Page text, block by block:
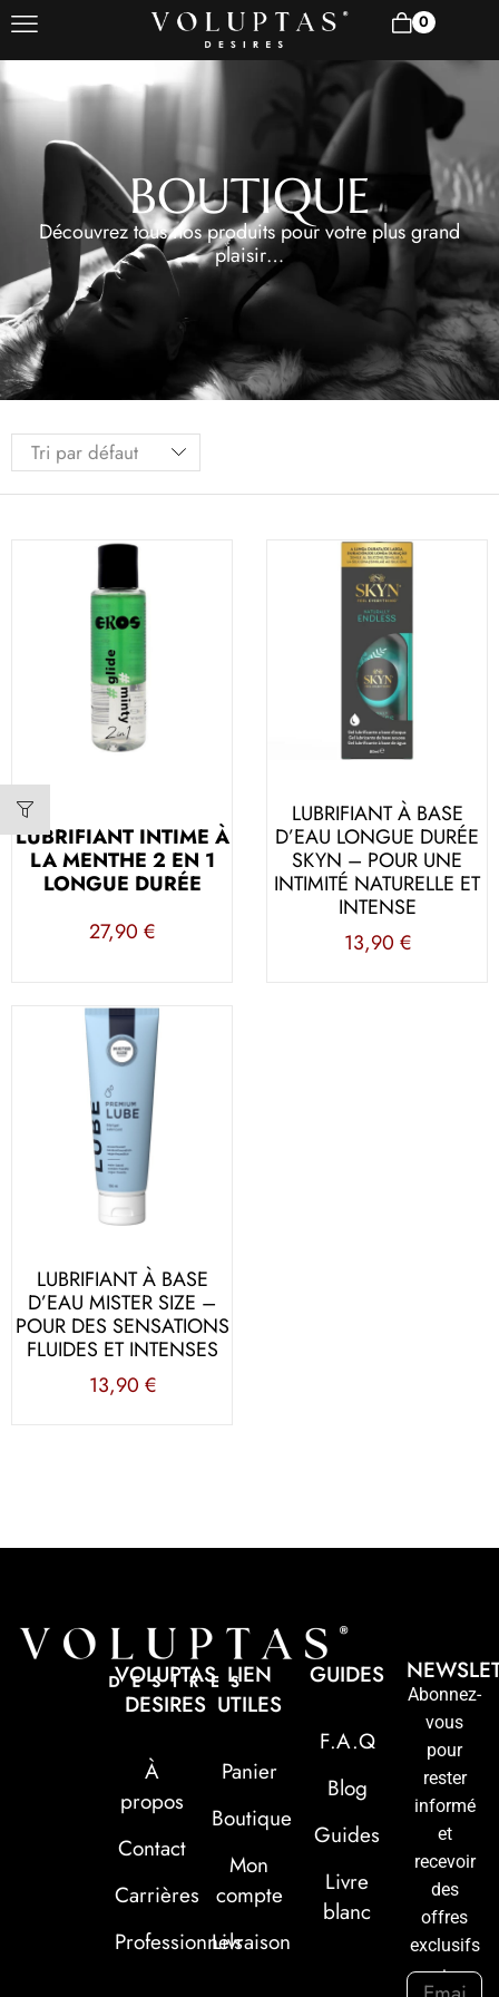
0
BOUTIQUE
Découvrez tous nos produits pour votre plus grand
plaisir…
LUBRIFIANT INTIME À
LA MENTHE 2 EN 1
LONGUE DURÉE
27,90 €
LUBRIFIANT À BASE
D’EAU LONGUE DURÉE
SKYN – POUR UNE
INTIMITÉ NATURELLE ET
INTENSE
13,90 €
LUBRIFIANT À BASE
D’EAU MISTER SIZE –
POUR DES SENSATIONS
FLUIDES ET INTENSES
13,90 €
VOLUPTAS
DESIRES
À
propos
Contact
Carrières
Professionnels
LIEN
UTILES
Panier
Boutique
Mon
compte
Livraison
GUIDES
F.A.Q
Blog
Guides
Livre
blanc
Abonnez-
vous
pour
rester
informé
et
recevoir
des
offres
exclusifs
: